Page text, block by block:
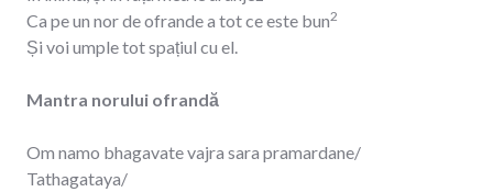
Ca pe un nor de ofrande a tot ce este bun2
Și voi umple tot spațiul cu el.
Mantra norului ofrandă
Om namo bhagavate vajra sara pramardane/
Tathagataya/